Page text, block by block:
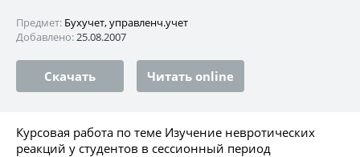
Предмет: Бухучет, управленч.учет
Добавлено:25.08.2007
Скачать Читать online
Курсовая работа по теме Изучение невротических
реакций у студентов в сессионный период